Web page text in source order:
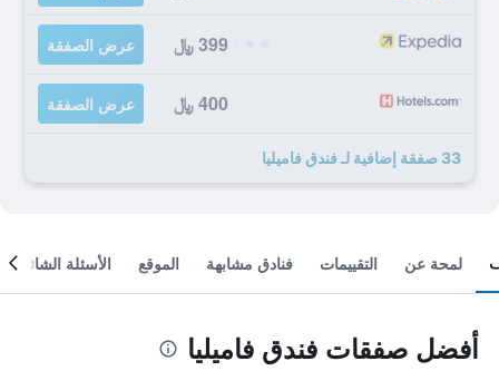
399 ﷼ عرض الصفقة
400 ﷼ عرض الصفقة
33 صفقة إضافية لـ فندق فاميليا
لمحة عن التقييمات فنادق مشابهة الموقع الأسئلة الشائعة
أفضل صفقات فندق فاميليا